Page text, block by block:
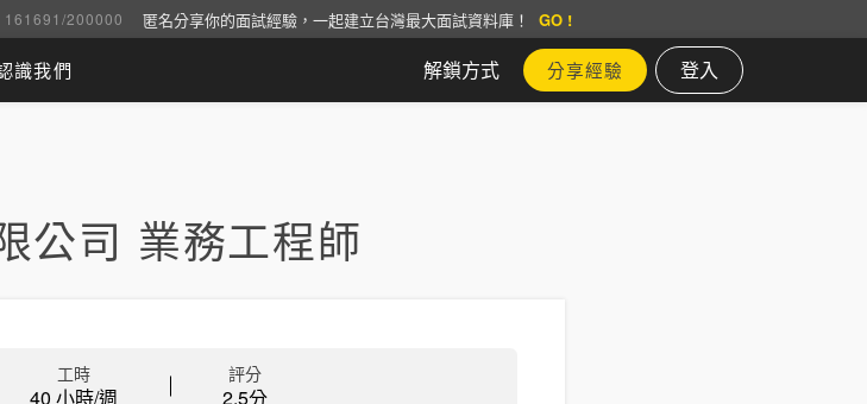
161691 /200000 匿名分享你的面試經驗，一起建立台灣最大面試資料庫！ GO !
識我們 解鎖方式 分享經驗 登入
公司 業務工程師
工時
40 小時/週
評分
2.5分